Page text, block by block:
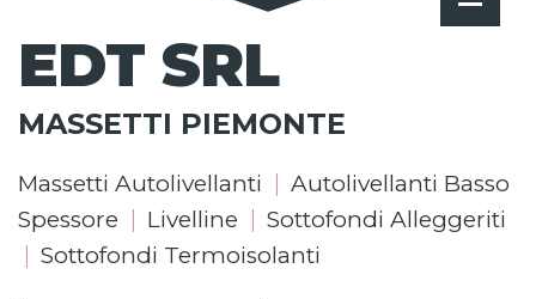
EDT SRL
MASSETTI PIEMONTE
Massetti Autolivellanti | Autolivellanti Basso
Spessore | Livelline | Sottofondi Alleggeriti
| Sottofondi Termoisolanti